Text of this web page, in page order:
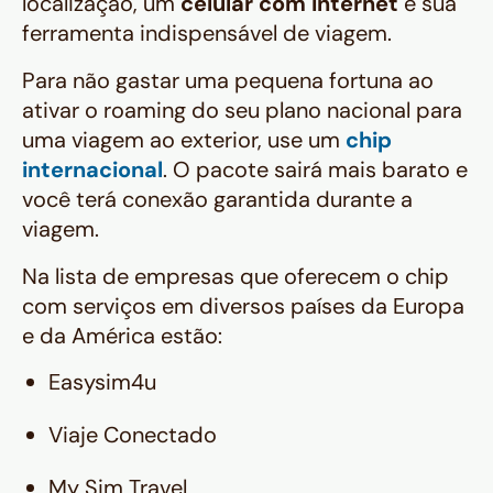
ferramenta indispensável de viagem.
Para não gastar uma pequena fortuna ao
ativar o roaming do seu plano nacional para
uma viagem ao exterior, use um chip
internacional. O pacote sairá mais barato e
você terá conexão garantida durante a
viagem.
Na lista de empresas que oferecem o chip
com serviços em diversos países da Europa
e da América estão:
Easysim4u
Viaje Conectado